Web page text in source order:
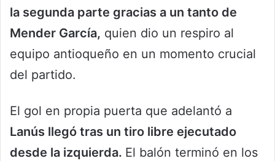
la segunda parte gracias a un tanto de
Mender García, quien dio un respiro al
equipo antioqueño en un momento crucial
del partido.
El gol en propia puerta que adelantó a
Lanús llegó tras un tiro libre ejecutado
desde la izquierda. El balón terminó en los